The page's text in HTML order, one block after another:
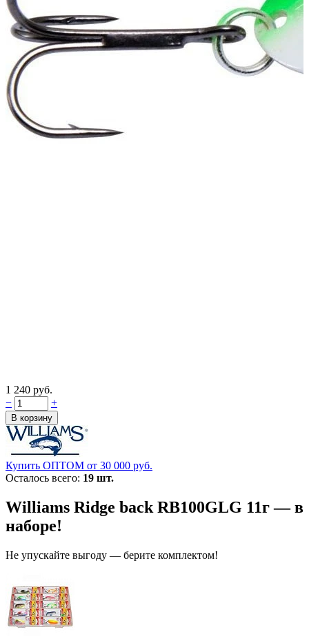
1 240 руб.
−
+
Купить ОПТОМ от 30 000 руб.
Осталось всего: 19 шт.
Williams Ridge back RB100GLG 11г — в
наборе!
Не упускайте выгоду — берите комплектом!